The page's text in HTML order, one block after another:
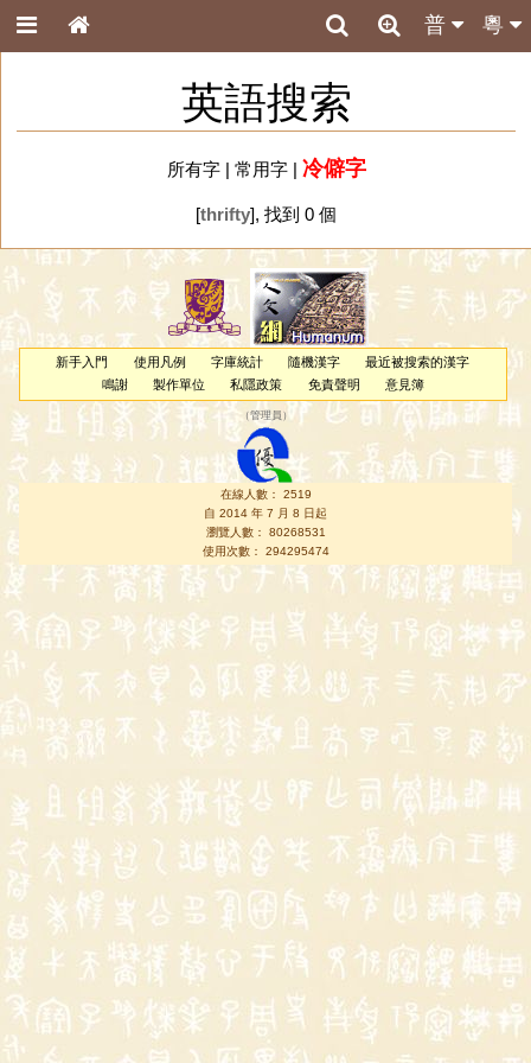
粵
普
英語搜索
所有字| 常用字| 冷僻字
[thrifty], 找到 0 個
新手入門 使用凡例 字庫統計 隨機漢字
最近被搜索的漢字
鳴謝
製作單位 私隱政策 免責聲明 意見簿
（管理員 ）
在線人數： 2519
自 2014 年 7 月 8 日起
瀏覽人數： 80268531
使用次數： 294295474